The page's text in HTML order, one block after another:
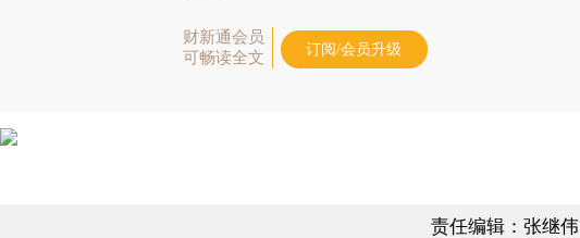
财新通会员
可畅读全文
订阅/会员升级
责任编辑：张继伟